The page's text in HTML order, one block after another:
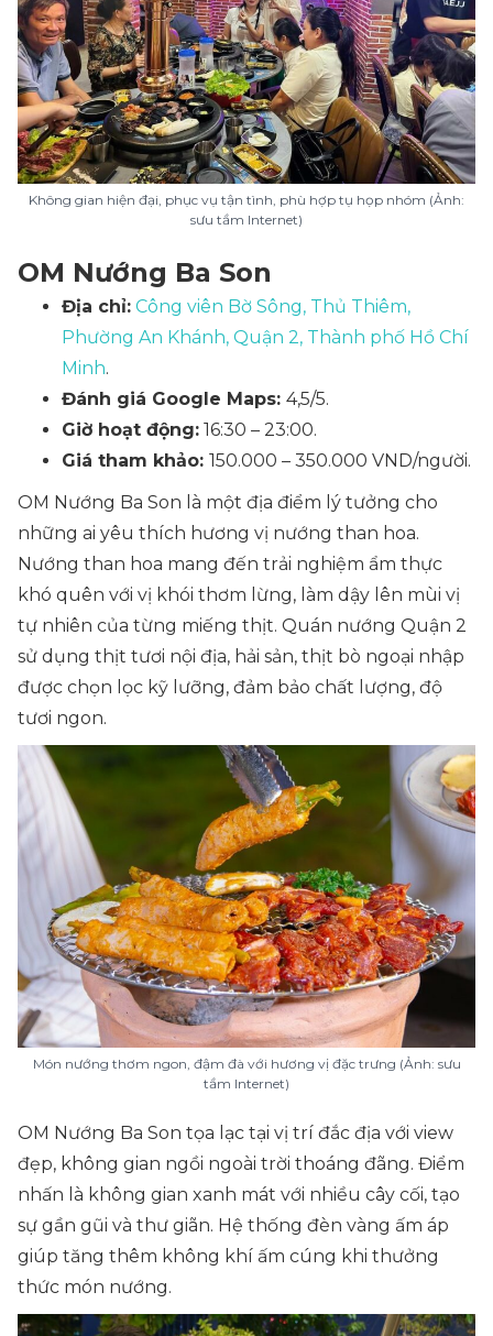
Không gian hiện đại, phục vụ tận tình, phù hợp tụ họp nhóm (Ảnh:
sưu tầm Internet)
OM Nướng Ba Son
Địa chỉ: Công viên Bờ Sông, Thủ Thiêm,
Phường An Khánh, Quận 2, Thành phố Hồ Chí
Minh.
Đánh giá Google Maps: 4,5/5.
Giờ hoạt động: 16:30 – 23:00.
Giá tham khảo: 150.000 – 350.000 VND/người.
OM Nướng Ba Son là một địa điểm lý tưởng cho
những ai yêu thích hương vị nướng than hoa.
Nướng than hoa mang đến trải nghiệm ẩm thực
khó quên với vị khói thơm lừng, làm dậy lên mùi vị
tự nhiên của từng miếng thịt. Quán nướng Quận 2
sử dụng thịt tươi nội địa, hải sản, thịt bò ngoại nhập
được chọn lọc kỹ lưỡng, đảm bảo chất lượng, độ
tươi ngon.
Món nướng thơm ngon, đậm đà với hương vị đặc trưng (Ảnh: sưu
tầm Internet)
OM Nướng Ba Son tọa lạc tại vị trí đắc địa với view
đẹp, không gian ngồi ngoài trời thoáng đãng. Điểm
nhấn là không gian xanh mát với nhiều cây cối, tạo
sự gần gũi và thư giãn. Hệ thống đèn vàng ấm áp
giúp tăng thêm không khí ấm cúng khi thưởng
thức món nướng.